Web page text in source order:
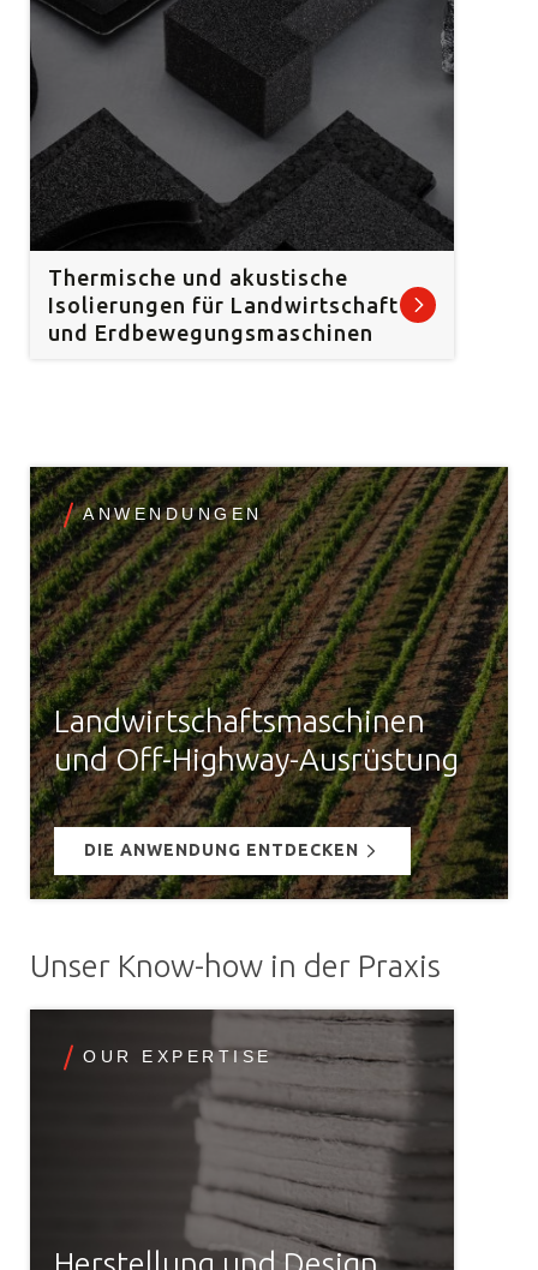
Thermische und akustische
Isolierungen für Landwirtschaft
und Erdbewegungsmaschinen
ANWENDUNGEN
Landwirtschaftsmaschinen
und Off-Highway-Ausrüstung
DIE ANWENDUNG ENTDECKEN
Unser Know-how in der Praxis
OUR EXPERTISE